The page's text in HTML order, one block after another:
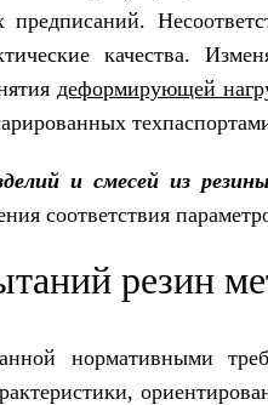
качества.
деформирующей
и смесей из
соответствия
резин
нормативными